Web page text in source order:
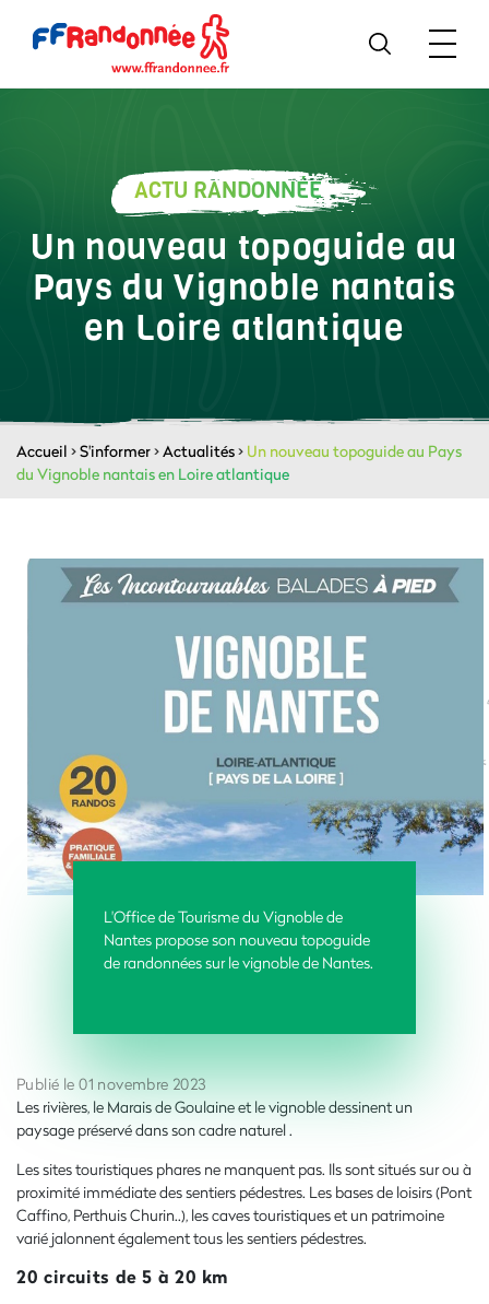
ACTU RANDONNÉE
Un nouveau topoguide au
Pays du Vignoble nantais
en Loire atlantique
Accueil >S'informer>Actualités> Un nouveau topoguide au Pays
du Vignoble nantais en Loire atlantique
L'Office de Tourisme du Vignoble de
Nantes propose son nouveau topoguide
de randonnées sur le vignoble de Nantes.
Publié le 01 novembre 2023
Les rivières, le Marais de Goulaine et le vignoble dessinent un
paysage préservé dans son cadre naturel .
Les sites touristiques phares ne manquent pas. Ils sont situés sur ou à
proximité immédiate des sentiers pédestres. Les bases de loisirs (Pont
Caffino, Perthuis Churin..), les caves touristiques et un patrimoine
varié jalonnent également tous les sentiers pédestres.
20 circuits de 5 à 20 km